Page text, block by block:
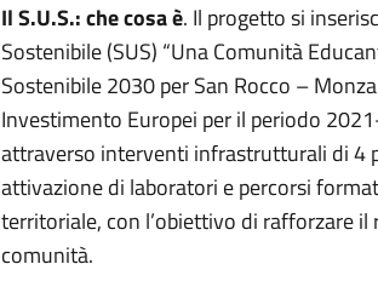
Il S.U.S.: che cosa è. Il progetto si
Sostenibile (SUS) “Una Comunità
Sostenibile 2030 per San Rocco –
Investimento Europei per il periodo
attraverso interventi infrastrutturali di 4
attivazione di laboratori e percorsi
territoriale, con l’obiettivo di rafforzare
comunità.